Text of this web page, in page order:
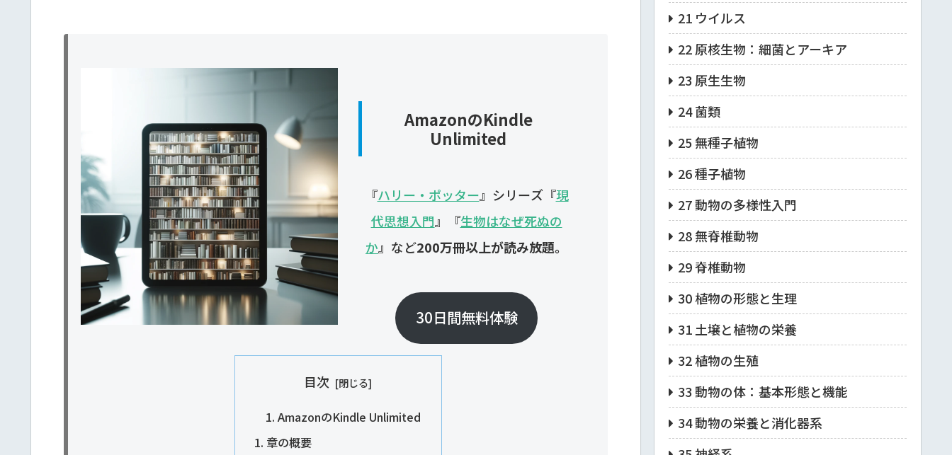
AmazonのKindle
Unlimited
『ハリー・ポッター』シリーズ『現
代思想入門』『生物はなぜ死ぬの
か』など200万冊以上が読み放題。
30日間無料体験
目次
AmazonのKindle Unlimited
章の概要
21 ウイルス
22 原核生物：細菌とアーキア
23 原生生物
24 菌類
25 無種子植物
26 種子植物
27 動物の多様性入門
28 無脊椎動物
29 脊椎動物
30 植物の形態と生理
31 土壌と植物の栄養
32 植物の生殖
33 動物の体：基本形態と機能
34 動物の栄養と消化器系